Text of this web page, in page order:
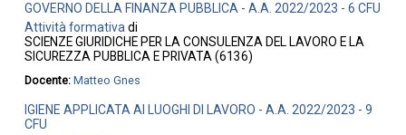
GOVERNO DELLA FINANZA PUBBLICA - A.A. 2022/2023 - 6 CFU
Attività formativadi
SCIENZE GIURIDICHE PER LA CONSULENZA DEL LAVORO E LA
SICUREZZA PUBBLICA E PRIVATA (6136)
Docente:Matteo Gnes
IGIENE APPLICATA AI LUOGHI DI LAVORO - A.A. 2022/2023 - 9
CFU